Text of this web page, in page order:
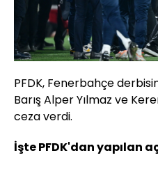
PFDK, Fenerbahçe
Barış Alper Yılmaz ve
ceza verdi.
İşte PFDK'dan yapılan